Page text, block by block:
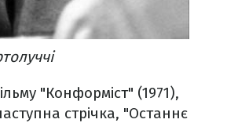
"Конформіст" (1971),
стрічка, "Останнє